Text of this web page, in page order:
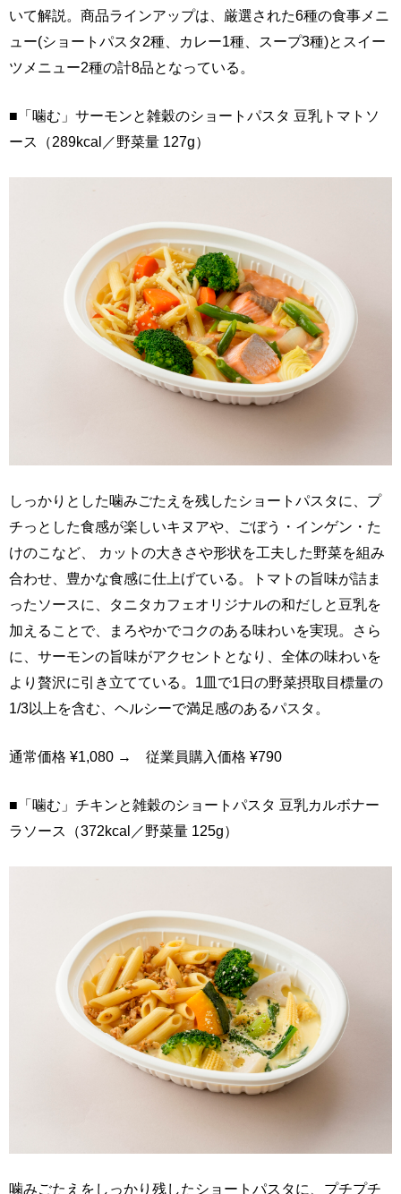
いて解説。商品ラインアップは、厳選された6種の食事メニ
ュー(ショートパスタ2種、カレー1種、スープ3種)とスイー
ツメニュー2種の計8品となっている。
■「噛む」サーモンと雑穀のショートパスタ 豆乳トマトソ
ース（289kcal／野菜量 127g）
しっかりとした噛みごたえを残したショートパスタに、プ
チっとした食感が楽しいキヌアや、ごぼう・インゲン・た
けのこなど、 カットの大きさや形状を工夫した野菜を組み
合わせ、豊かな食感に仕上げている。トマトの旨味が詰ま
ったソースに、タニタカフェオリジナルの和だしと豆乳を
加えることで、まろやかでコクのある味わいを実現。さら
に、サーモンの旨味がアクセントとなり、全体の味わいを
より贅沢に引き立てている。1皿で1日の野菜摂取目標量の
1/3以上を含む、ヘルシーで満足感のあるパスタ。
通常価格 ¥1,080 → 従業員購入価格 ¥790
■「噛む」チキンと雑穀のショートパスタ 豆乳カルボナー
ラソース（372kcal／野菜量 125g）
噛みごたえをしっかり残したショートパスタに、プチプチ